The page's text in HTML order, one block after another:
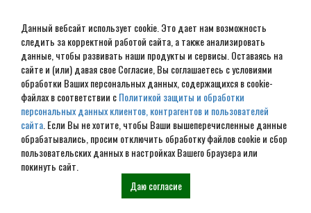
Данный вебсайт использует cookie. Это дает нам возможность
следить за корректной работой сайта, а также анализировать
данные, чтобы развивать наши продукты и сервисы. Оставаясь на
сайте и (или) давая свое Согласие, Вы соглашаетесь с условиями
обработки Ваших персональных данных, содержащихся в cookie-
файлах в соответствии сПолитикой защиты и обработки
персональных данных клиентов, контрагентов и пользователей
сайта . Если Вы не хотите, чтобы Ваши вышеперечисленные данные
обрабатывались, просим отключить обработку файлов cookie и сбор
пользовательских данных в настройках Вашего браузера или
покинуть сайт.
Даю согласие
Дом из бревна под ключ в
Варнавино
Наши проекты